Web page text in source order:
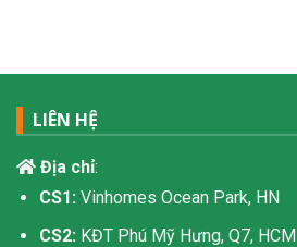
LIÊN HỆ
Địa chỉ:
CS1:Vinhomes Ocean Park, HN
CS2:KĐT Phú Mỹ Hưng, Q7, HCM